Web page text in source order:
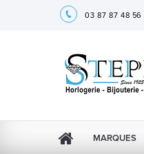
03 87 87 48 56
MARQUES